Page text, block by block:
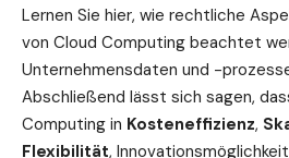
Lernen Sie hier, wie rechtliche
von Cloud Computing beachtet
Unternehmensdaten und -
Abschließend lässt sich sagen,
Computing in Kosteneffizienz,
Flexibilität,